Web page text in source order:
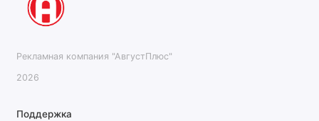
Рекламная компания "АвгустПлюс"
2026
Поддержка